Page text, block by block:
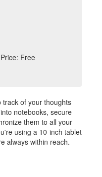
Free
track of your thoughts
notebooks, secure
them to all your
using a 10-inch tablet
always within reach.